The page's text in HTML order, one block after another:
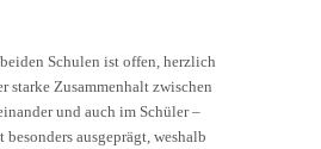
Schulen ist offen, herzlich
starke Zusammenhalt zwischen
und auch im Schüler –
ausgeprägt, weshalb